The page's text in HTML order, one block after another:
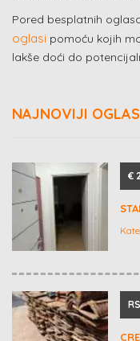
Pored besplatnih
oglasi pomoću kojih
lakše doći do
NAJNOVIJI
€